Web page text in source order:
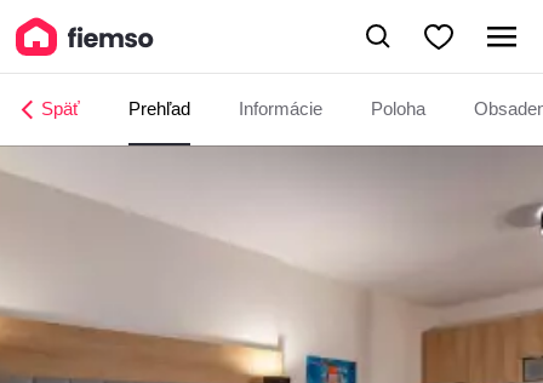
Späť Prehľad Informácie Poloha
Apartmán Diana